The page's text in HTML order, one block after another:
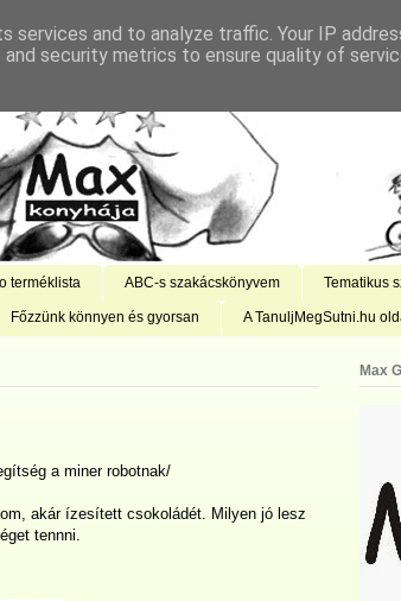
terméklista ABC-s szakácskönyvem Tematikus
Főzzünk könnyen és gyorsan A TanuljMegSutni.hu
a miner robotnak/
akár ízesített csokoládét. Milyen jó lesz
tennni.
Max
and to analyze traffic. Your IP
security metrics to ensure quality of